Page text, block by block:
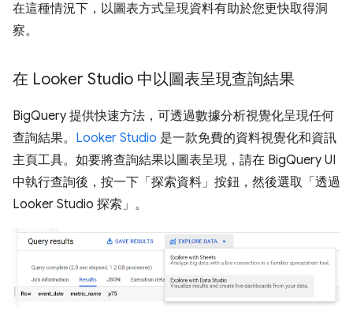
在這種情況下，以圖表方式呈現資料有助於您更快取得洞
察。
在 Looker Studio 中以圖表呈現查詢結果
BigQuery 提供快速方法，可透過數據分析視覺化呈現任何
查詢結果。 Looker Studio 是一款免費的資料視覺化和資訊
主頁工具。如要將查詢結果以圖表呈現，請在 BigQuery UI
中執行查詢後，按一下「探索資料」 按鈕，然後選取「透過
Looker Studio 探索」 。